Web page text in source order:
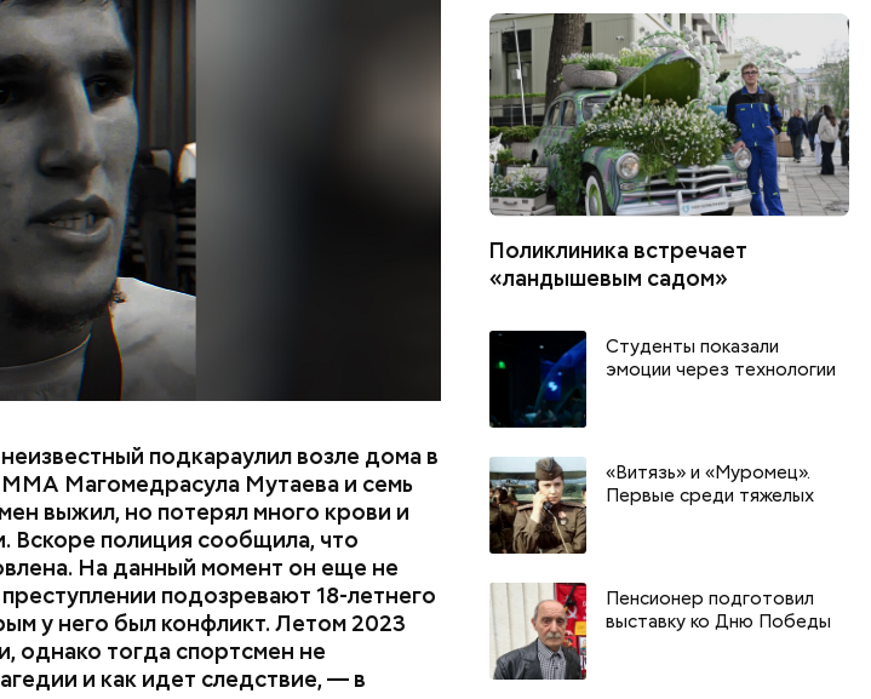
подкараулил возле дома в
Магомедрасула Мутаева и семь
выжил, но потерял много крови и
Вскоре полиция сообщила, что
На данный момент он еще не
подозревают 18-летнего
у него был конфликт. Летом 2023
однако тогда спортсмен не
и как идет следствие, — в
домой с тренировки. Во дворе
в Махачкале на бойца напал
выстрелил в спортсмена не
трагедии вызвали полицию и
бессильны — пострадавший
ММА
Поликлиника встречает
«ландышевым садом»
Студенты показали
эмоции через технологии
«Витязь» и «Муромец».
Первые среди тяжелых
Пенсионер подготовил
выставку ко Дню Победы